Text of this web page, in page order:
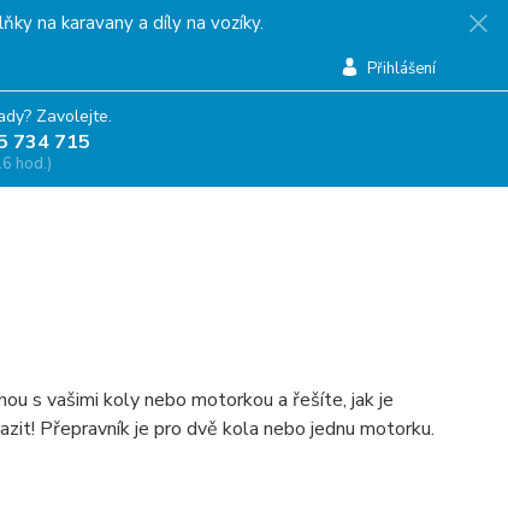
na karavany a díly na vozíky.
Přihlášení
Zavolejte.
734 715
hod.)
s vašimi koly nebo motorkou a řešíte, jak je
Přepravník je pro dvě kola nebo jednu motorku.